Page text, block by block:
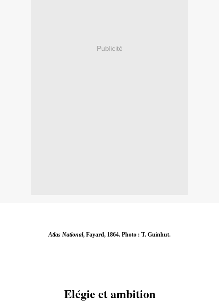
Publicité
Atlas National, Fayard, 1864. Photo : T. Guinhut.
Elégie et ambition